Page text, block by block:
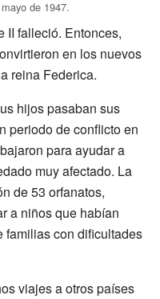
de 1947.
II falleció. Entonces,
en los nuevos
reina Federica.
hijos pasaban sus
periodo de conflicto en
para ayudar a
muy afectado. La
de 53 orfanatos,
a niños que habían
familias con dificultades
viajes a otros países